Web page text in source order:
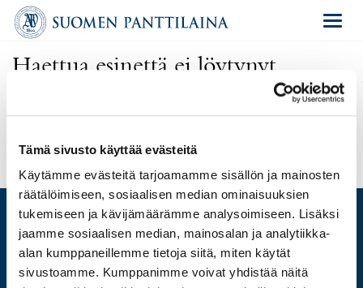
Tämä sivusto käyttää evästeitä
Käytämme evästeitä tarjoamamme sisällön ja mainosten
räätälöimiseen, sosiaalisen median ominaisuuksien
tukemiseen ja kävijämäärämme analysoimiseen. Lisäksi
jaamme sosiaalisen median, mainosalan ja analytiikka-
alan kumppaneillemme tietoja siitä, miten käytät
sivustoamme. Kumppanimme voivat yhdistää näitä
Haettua esinettä ei löytynyt
Olet antanut virheellisen osoitteen tai kyseinen esine on poistettu
ARVIO
LAINAA